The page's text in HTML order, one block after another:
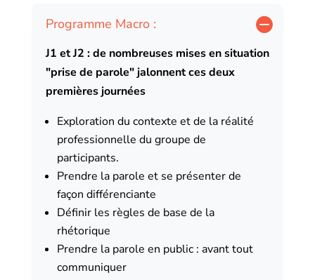
Programme Macro :
J1 et J2 : de nombreuses mises en situation
"prise de parole" jalonnent ces deux
premières journées
Exploration du contexte et de la réalité
professionnelle du groupe de
participants.
Prendre la parole et se présenter de
façon différenciante
Définir les règles de base de la
rhétorique
Prendre la parole en public : avant tout
communiquer